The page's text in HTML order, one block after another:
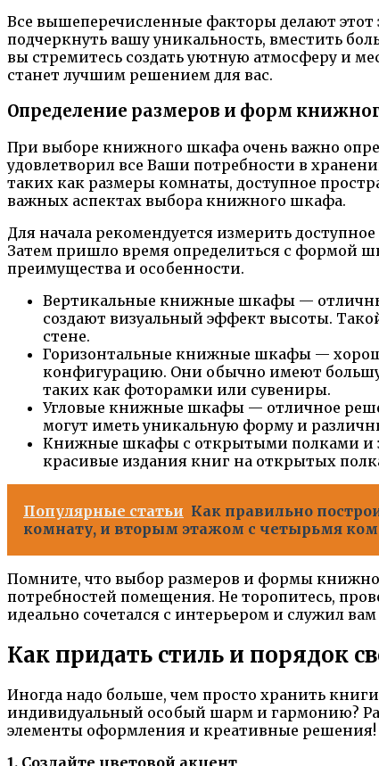
Все вышеперечисленные факторы делают
подчеркнуть вашу уникальность, вместить
вы стремитесь создать уютную атмосферу и
станет лучшим решением для вас.
Определение размеров и форм
При выборе книжного шкафа очень важно
удовлетворил все Ваши потребности в
таких как размеры комнаты, доступное
важных аспектах выбора книжного шкафа.
Для начала рекомендуется измерить
Затем пришло время определиться с формой
преимущества и особенности.
Вертикальные книжные шкафы —
создают визуальный эффект высоты.
стене.
Горизонтальные книжные шкафы —
конфигурацию. Они обычно имеют
таких как фоторамки или сувениры.
Угловые книжные шкафы — отличное
могут иметь уникальную форму и
Книжные шкафы с открытыми полками и
красивые издания книг на открытых
Популярные статьи Как правильно
комнату, и вторым этажом с четырьмя
Помните, что выбор размеров и формы
потребностей помещения. Не торопитесь,
идеально сочетался с интерьером и служил
Как придать стиль и порядок
Иногда надо больше, чем просто хранить
индивидуальный особый шарм и гармонию?
элементы оформления и креативные решения!